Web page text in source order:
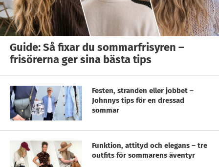
Guide: Så fixar du sommarfrisyren –
frisörerna ger sina bästa tips
Festen, stranden eller jobbet –
Johnnys tips för en dressad
sommar
Funktion, attityd och elegans – tre
outfits för sommarens äventyr